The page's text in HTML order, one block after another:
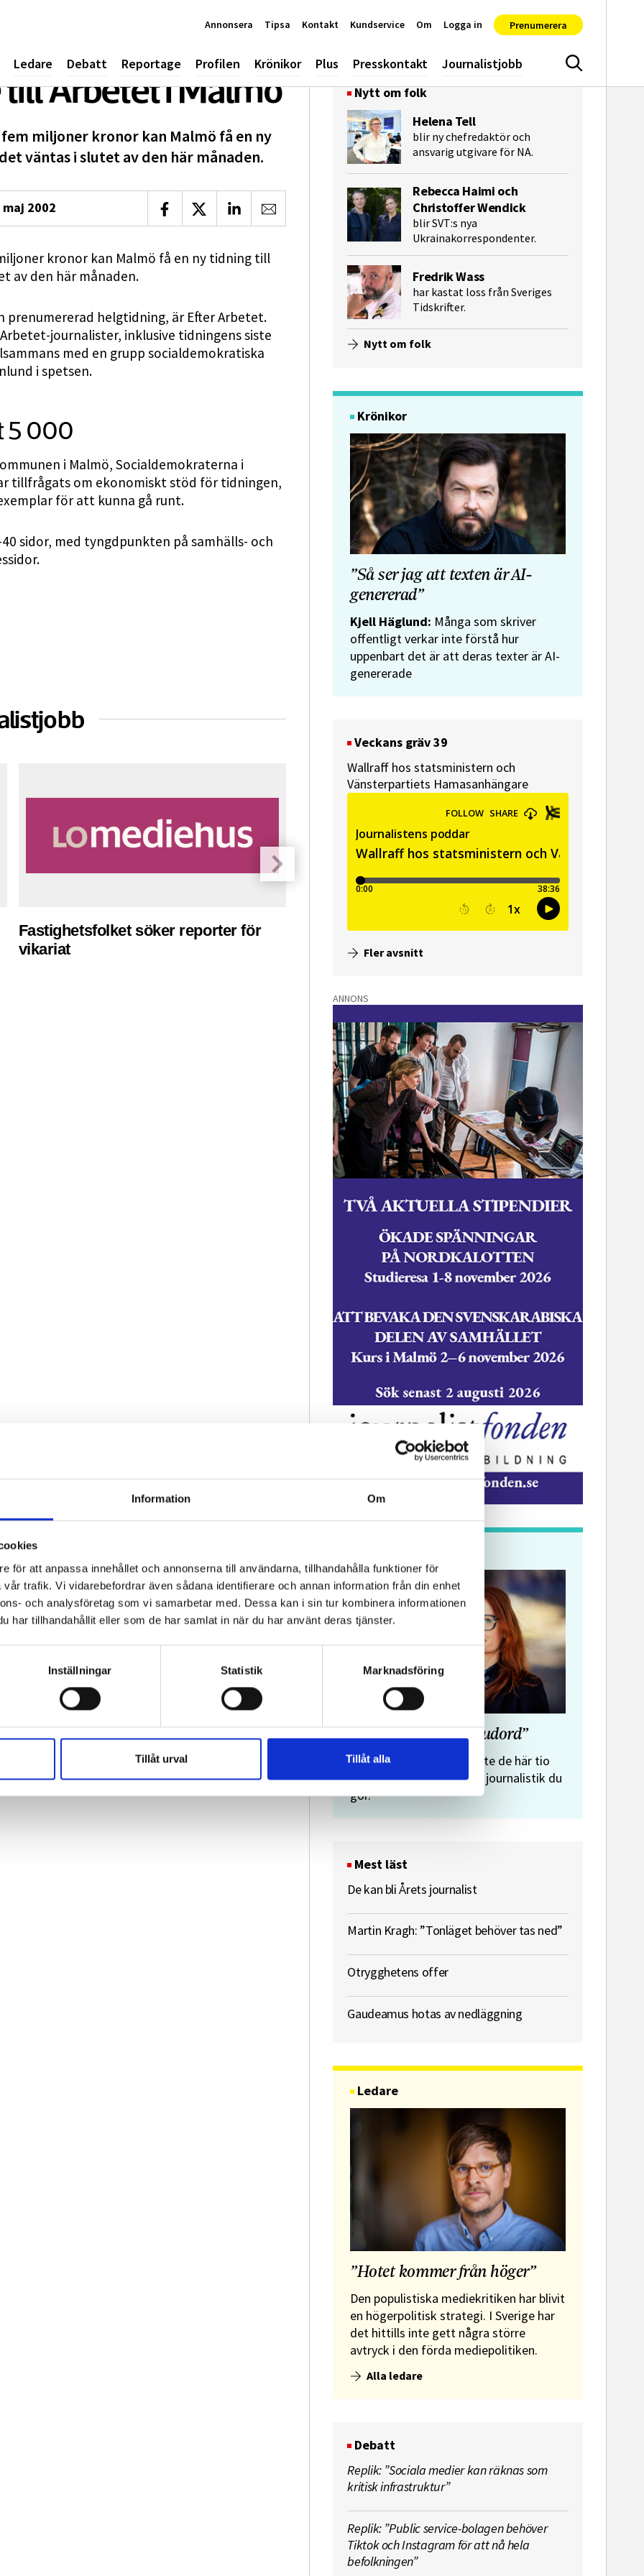
Information Om
för att anpassa innehållet och annonserna till användarna, tillhandahålla funktioner för
trafik. Vi vidarebefordrar även sådana identifierare och annan information från din enhet
och analysföretag som vi samarbetar med. Dessa kan i sin tur kombinera informationen
har tillhandahållit eller som de har samlat in när du har använt deras tjänster.
Inställningar Statistik Marknadsföring
Tillåt urval Tillåt alla
Ledare Debatt Reportage Profilen Krönikor Plus Presskontakt Journalistjobb Sök
Annonsera Tipsa Kontakt Kundservice Om Logga in Prenumerera
Arbetet i Malmö
miljoner kronor kan Malmö få en ny
väntas i slutet av den här månaden.
maj 2002 Dela på Facebook
Dela på XDela på LinkedIn
Dela via e-post
kronor kan Malmö få en ny tidning till
av den här månaden.
prenumererad helgtidning, är Efter Arbetet.
journalister, inklusive tidningens siste
med en grupp socialdemokratiska
i spetsen.
5 000
i Malmö, Socialdemokraterna i
tillfrågats om ekonomiskt stöd för tidningen,
för att kunna gå runt.
sidor, med tyngdpunkten på samhälls- och
Fastighetsfolket söker reporter för
vikariat
Pressekreterare till Sidas
kommunikationsenhet
Nytt om folk
Helena Tell
blir ny chefredaktör och
ansvarig utgivare för NA.
Rebecca Haimi och
Christoffer Wendick
blir SVT:s nya
Ukrainakorrespondenter.
Fredrik Wass
har kastat loss från Sveriges
Tidskrifter.
Nytt om folk
Krönikor
”Så ser jag att texten är AI-
genererad”
Kjell Häglund: Många som skriver
offentligt verkar inte förstå hur
uppenbart det är att deras texter är AI-
genererade
Veckans gräv 39
Wallraff hos statsministern och
Vänsterpartiets Hamasanhängare
Fler avsnitt
ANNONS
”Journalistens tio budord”
Malin Crona:
Följer du inte de här tio
budorden? Då är det inte journalistik du
gör.
Mest läst
De kan bli Årets journalist
Martin Kragh: ”Tonläget behöver tas ned”
Otrygghetens offer
Gaudeamus hotas av nedläggning
Ledare
”Hotet kommer från höger”
Den populistiska mediekritiken har blivit
en högerpolitisk strategi. I Sverige har
det hittills inte gett några större
avtryck i den förda mediepolitiken.
Alla ledare
Debatt
Replik: ”Sociala medier kan räknas som
kritisk infrastruktur”
Replik: ”Public service-bolagen behöver
Tiktok och Instagram för att nå hela
befolkningen”